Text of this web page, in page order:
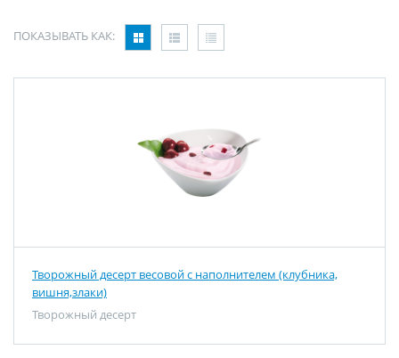
ПОКАЗЫВАТЬ КАК:
Творожный десерт весовой с наполнителем (клубника,
вишня,злаки)
Творожный десерт